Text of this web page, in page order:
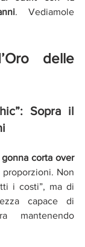
. Vediamole
delle
Sopra il
gonna corta over
Non
i costi”, ma di
capace di
mantenendo